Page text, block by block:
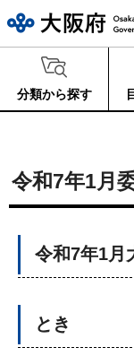
分類から探す
令和7年1月
令和7年1月
とき